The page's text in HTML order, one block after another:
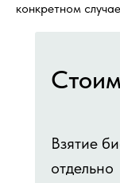
конкретном
Взятие
отдельно